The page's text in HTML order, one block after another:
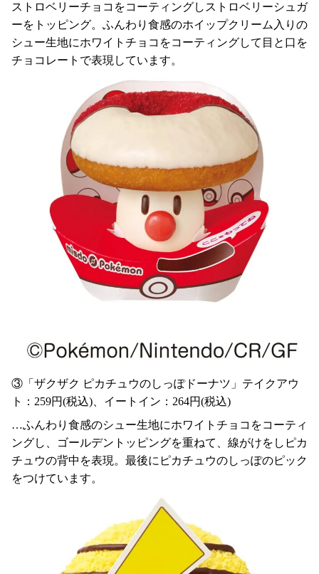
ストロベリーチョコをコーティングしストロベリーシュガ
ーをトッピング。ふんわり食感のホイップクリーム入りの
シュー生地にホワイトチョコをコーティングして目と口を
チョコレートで表現しています。
③「ザクザク ピカチュウのしっぽドーナツ」テイクアウ
ト：259円(税込)、イートイン：264円(税込)
…ふんわり食感のシュー生地にホワイトチョコをコーティ
ングし、ゴールデントッピングを重ねて、線がけをしピカ
チュウの背中を表現。最後にピカチュウのしっぽのピック
をつけています。